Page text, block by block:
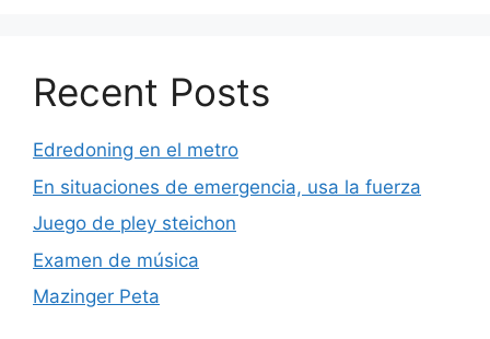
Recent Posts
Edredoning en el metro
En situaciones de emergencia, usa la fuerza
Juego de pley steichon
Examen de música
Mazinger Peta